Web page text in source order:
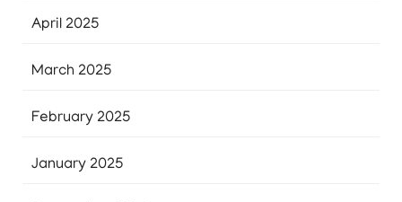
April 2025
March 2025
February 2025
January 2025